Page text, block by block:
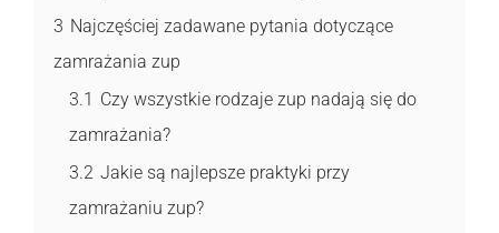
3 Najczęściej zadawane pytania dotyczące
zamrażania zup
3.1 Czy wszystkie rodzaje zup nadają się do
zamrażania?
3.2 Jakie są najlepsze praktyki przy
zamrażaniu zup?